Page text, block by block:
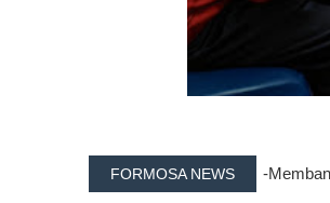
FORMOSA NEWS -